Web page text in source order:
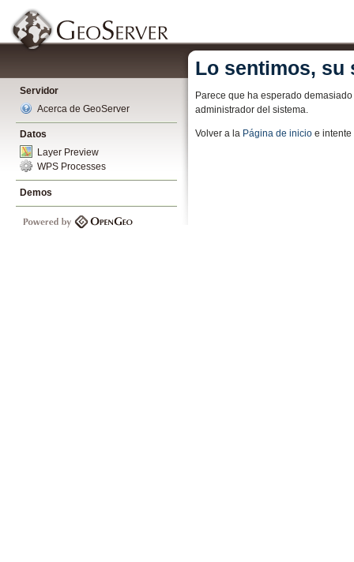
Servidor
Acerca de GeoServer
Datos
Layer Preview
WPS Processes
Demos
Lo sentimos, su
Parece que ha esperado
administrador del sistema.
Volver a la Página de inicio e intente